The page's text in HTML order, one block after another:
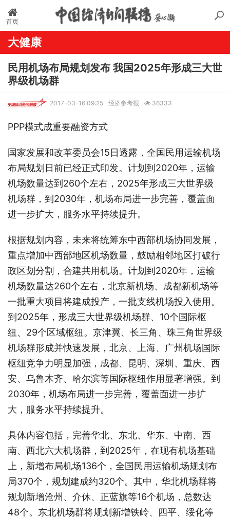
首页
大健康
民用机场布局规划发布 我国2025年形成三大世
界级机场群
2017-03-16 09:25 经济参考报 36333
PPP模式成重要融资方式
国家发展和改革委员会15日透露，全国民用运输机场
布局规划日前已经正式印发。计划到2020年，运输
机场数量达到260个左右，2025年形成三大世界级
机场群，到2030年，机场布局进一步完善，覆盖面
进一步扩大，服务水平持续提升。
根据规划内容，未来将统筹东中西部机场协同发展，
重点增加中西部地区机场数量，鼓励相邻地区打破行
政区划分割，合建共用机场。计划到2020年，运输
机场数量达260个左右，北京新机场、成都新机场等
一批重大项目将建成投产，一批支线机场投入使用。
到2025年，形成三大世界级机场群、10个国际枢
纽、29个区域枢纽。京津冀、长三角、珠三角世界级
机场群形成并快速发展，北京、上海、广州机场国际
枢纽竞争力明显加强，成都、昆明、深圳、重庆、西
安、乌鲁木齐、哈尔滨等国际枢纽作用显著增强。到
2030年，机场布局进一步完善，覆盖面进一步扩
大，服务水平持续提升。
具体内容包括，完善华北、东北、华东、中南、西
南、西北六大机场群，到2025年，在现有机场基础
上，新增布局机场136个，全国民用运输机场规划布
局370个，规划建成约320个。其中，华北机场群将
规划新增沧州、介休、正蓝旗等16个机场，总数达
48个。东北机场群将规划新增铁岭、四平、绥化等